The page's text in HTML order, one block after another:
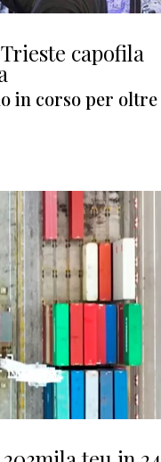
capofila
in corso per oltre